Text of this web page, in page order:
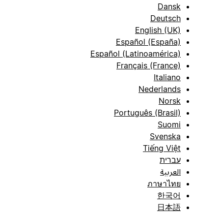
Dansk
Deutsch
English (UK)
Español (España)
Español (Latinoamérica)
Français (France)
Italiano
Nederlands
Norsk
Português (Brasil)
Suomi
Svenska
Tiếng Việt
עברית
العربية
ภาษาไทย
한국어
日本語